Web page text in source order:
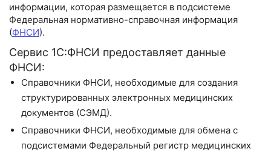
информации, которая размещается в подсистеме
Федеральная нормативно-справочная информация
(ФНСИ).
Сервис 1С:ФНСИ предоставляет данные
ФНСИ:
Справочники ФНСИ, необходимые для создания
структурированных электронных медицинских
документов (СЭМД).
Справочники ФНСИ, необходимые для обмена с
подсистемами Федеральный регистр медицинских